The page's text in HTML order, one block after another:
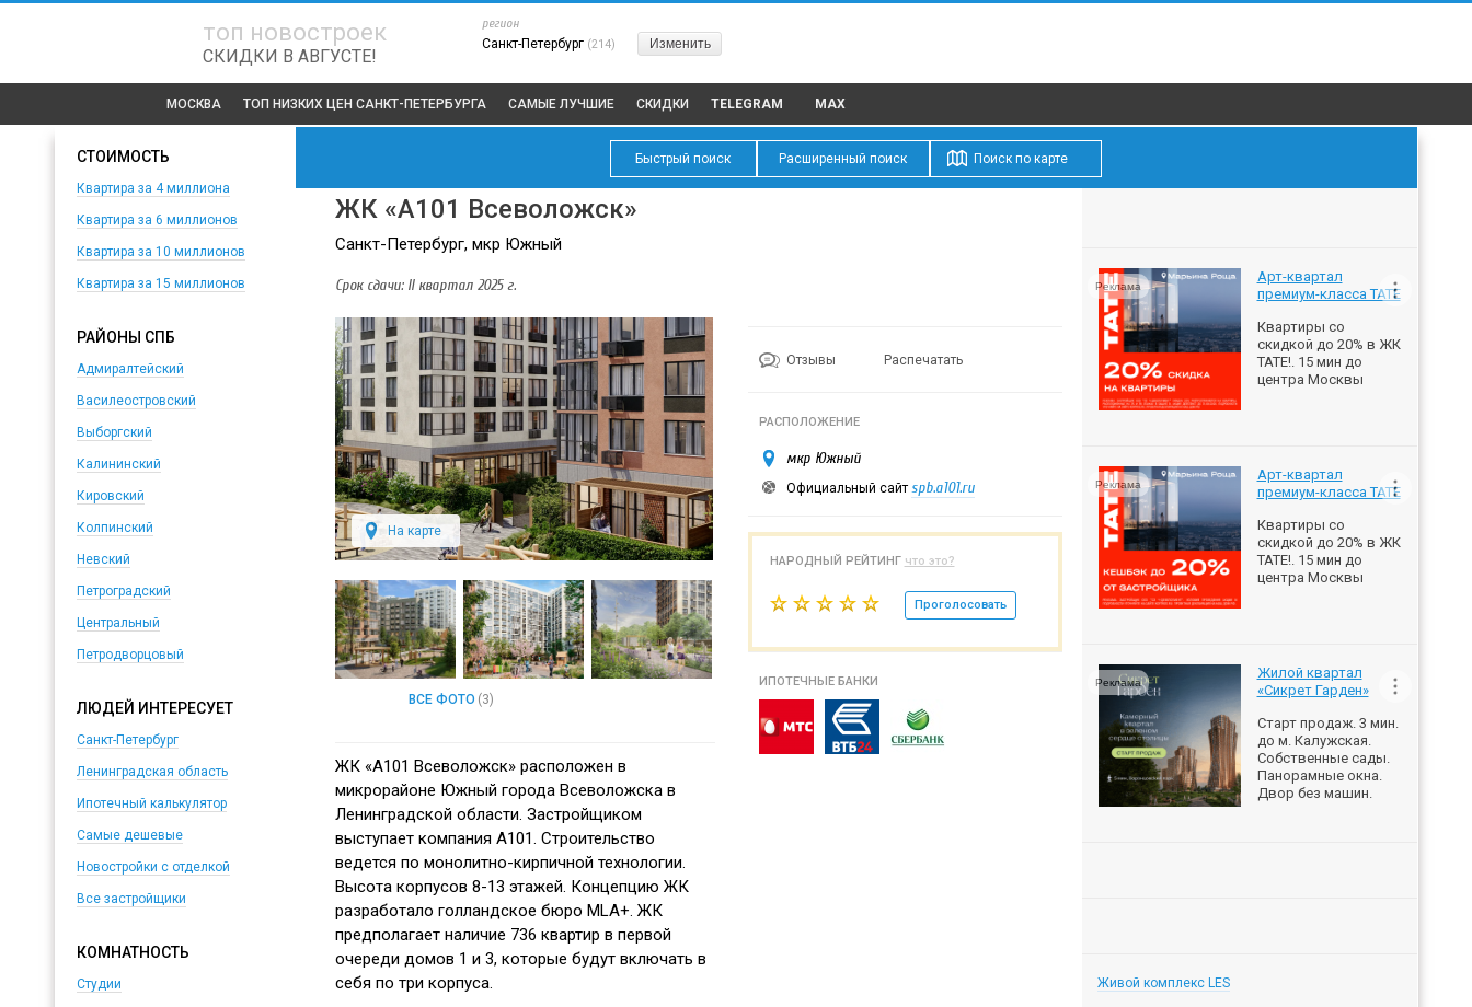
топ новостроек
СКИДКИ В АВГУСТЕ!
регион
Санкт-Петербург (214) Изменить
МОСКВА ТОП НИЗКИХ ЦЕН САНКТ-ПЕТЕРБУРГА САМЫЕ ЛУЧШИЕ СКИДКИ TELEGRAM MAX
СТОИМОСТЬ
Квартира за 4 миллиона
Квартира за 6 миллионов
Квартира за 10 миллионов
Квартира за 15 миллионов
РАЙОНЫ СПБ
Адмиралтейский
Василеостровский
Выборгский
Калининский
Кировский
Колпинский
Невский
Петроградский
Центральный
Петродворцовый
ЛЮДЕЙ ИНТЕРЕСУЕТ
Санкт-Петербург
Ленинградская область
Ипотечный калькулятор
Самые дешевые
Новостройки с отделкой
Все застройщики
КОМНАТНОСТЬ
Студии
Быстрый поиск Расширенный поиск Поиск по карте
ЖК «А101 Всеволожск»
Санкт-Петербург, мкр Южный
Срок сдачи: II квартал 2025 г.
Отзывы Распечатать
На карте
ВСЕ ФОТО (3)
ЖК «А101 Всеволожск» расположен в
микрорайоне Южный города Всеволожска в
Ленинградской области. Застройщиком
выступает компания А101. Строительство
ведется по монолитно-кирпичной технологии.
Высота корпусов 8-13 этажей. Концепцию ЖК
разработало голландское бюро MLA+. ЖК
предполагает наличие 736 квартир в первой
очереди домов 1 и 3, которые будут включать в
себя по три корпуса.
РАСПОЛОЖЕНИЕ
мкр Южный
Официальный сайт spb.a101.ru
НАРОДНЫЙ РЕЙТИНГ что это?
Проголосовать
ИПОТЕЧНЫЕ БАНКИ
Арт-квартал
премиум-класса ТАТЕ
Квартиры со
скидкой до 20% в ЖК
ТАТЕ!. 15 мин до
центра Москвы
Реклама
Арт-квартал
премиум-класса ТАТЕ
Квартиры со
скидкой до 20% в ЖК
ТАТЕ!. 15 мин до
центра Москвы
Реклама
Жилой квартал
«Сикрет Гарден»
Старт продаж. 3 мин.
до м. Калужская.
Собственные сады.
Панорамные окна.
Двор без машин.
Реклама
Живой комплекс LES